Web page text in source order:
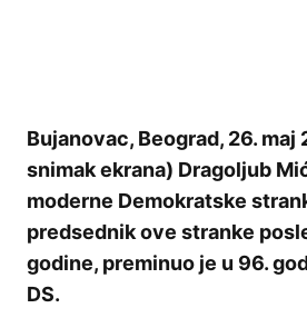
Bujanovac, Beograd, 26. maj
snimak ekrana) Dragoljub
moderne Demokratske
predsednik ove stranke
godine, preminuo je u 96.
DS.